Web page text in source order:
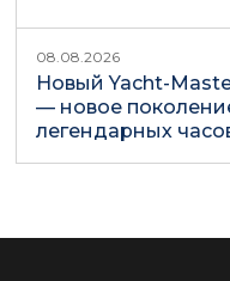
08.08.2026
Новый Yacht-
— новое
легендарных